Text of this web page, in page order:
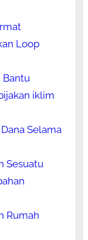
Loop
Bantu
iklim
Selama
Sesuatu
Rumah